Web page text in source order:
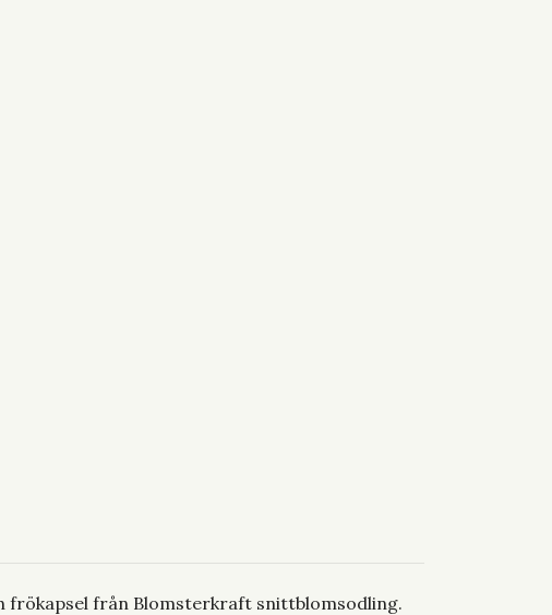
frökapsel från Blomsterkraft snittblomsodling.